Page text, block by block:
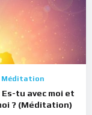
Méditation
Es-tu avec moi et
? (Méditation)